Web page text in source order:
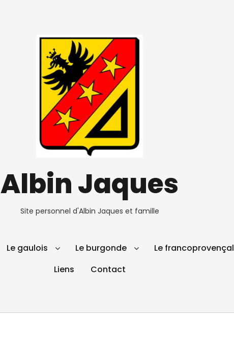
Albin Jaques
Site personnel d'Albin Jaques et famille
Le gaulois Le burgonde Le francoprovençal
Liens
Contact